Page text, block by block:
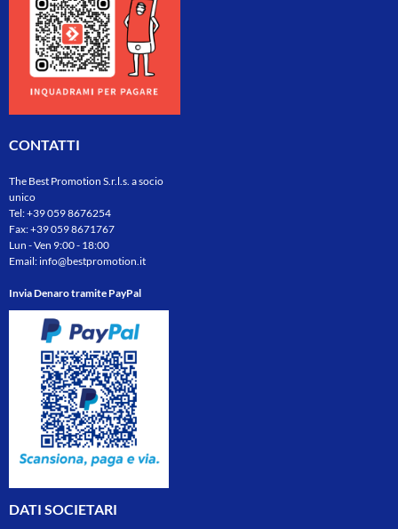
CONTATTI
The Best Promotion S.r.l.s. a socio
unico
Tel:+39 059 8676254
Fax: +39 059 8671767
Lun - Ven 9:00 - 18:00
Email:info@bestpromotion.it
Invia Denaro tramite PayPal
DATI SOCIETARI